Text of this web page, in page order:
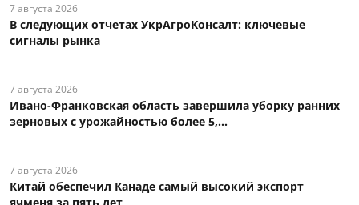
7 августа 2026
В следующих отчетах УкрАгроКонсалт: ключевые
сигналы рынка
7 августа 2026
Ивано-Франковская область завершила уборку ранних
зерновых с урожайностью более 5,...
7 августа 2026
Китай обеспечил Канаде самый высокий экспорт
ячменя за пять лет